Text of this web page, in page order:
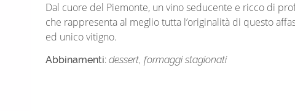
Dal cuore del Piemonte, un vino seducente e ricco di
che rappresenta al meglio tutta l’originalità di questo
ed unico vitigno.
Abbinamenti: dessert, formaggi stagionati